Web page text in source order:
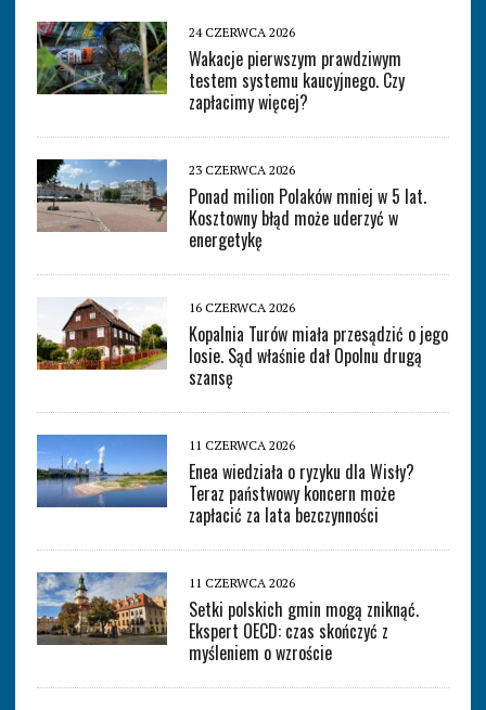
24 CZERWCA 2026
Wakacje pierwszym prawdziwym
testem systemu kaucyjnego. Czy
zapłacimy więcej?
23 CZERWCA 2026
Ponad milion Polaków mniej w 5 lat.
Kosztowny błąd może uderzyć w
energetykę
16 CZERWCA 2026
Kopalnia Turów miała przesądzić o jego
losie. Sąd właśnie dał Opolnu drugą
szansę
11 CZERWCA 2026
Enea wiedziała o ryzyku dla Wisły?
Teraz państwowy koncern może
zapłacić za lata bezczynności
11 CZERWCA 2026
Setki polskich gmin mogą zniknąć.
Ekspert OECD: czas skończyć z
myśleniem o wzroście